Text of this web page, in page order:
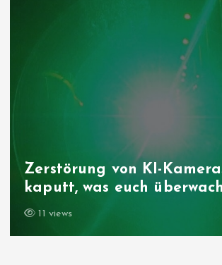
Zerstörung von KI-
kaputt, was euch
11 views